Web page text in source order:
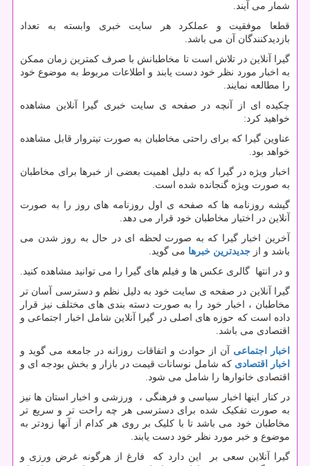
شمار می آیند.
قطعا موفقیت و عملکرد هر سایت خبری وابسته به تعداد
بازدیدکنندگان آن می باشد.
گیرا آنلاین در تلاش است تا مخاطبانش با صرف کمترین زمان ممکن
به اخبار مورد نظر خود دست یابند و اطلاعات مربوط به موضوع خود
را مطالعه نمایند.
چکیده ای از آنچه در صفحه ی سایت خبری گیرا آنلاین مشاهده
خواهید کرد:
عناوین گیرا که برای راحتی مخاطبان به صورت تیتروار قابل مشاهده
خواهد بود.
اخبار ویژه در گیرا که به دلیل اهمیت بعضی از خبرها برای مخاطبان
به صورت ویژه گنجانده شده است.
گیشه روزنامه ها که صفحه ی اول روزنامه های روز را به صورت
آنلاین در اختیار مخاطبان خود قرار می دهد.
آخرین اخبار گیرا که به صورت لحظه ای در حال به روز شدن می
باشد و از جدیدترین خبرها می گوید.
و در انتها گالری عکس ها و فیلم های گیرا را می توانید مشاهده کنید.
گیرا آنلاین در صفحه ی سایت خود به دلیل نظم و دسترسی آسان تر
مخاطبان ، اخبار خود را به صورت دسته بندی های مختلف نیز قرار
داده است که حوزه های اصلی در گیرا آنلاین شامل اخبار اجتماعی و
اقتصادی می باشد.
اخبار اجتماعی آن از حوادث و اتفاقات روزانه در جامعه می گوید و
اخبار اقتصادی که شامل نوسانات قیمت در بازار و بخش بودجه ای و
اقتصادی خانوارها را شامل می شود.
در کنار اینها اخبار سیاسی و فرهنگی ، ورزشی و اخبار استان ها نیز
به صورت تفکیک شده برای دسترسی هر چه راحت تر و سریع تر
مخاطبان خود می باشد تا با کلیک بر روی هر کدام از آنها زودتر به
موضوع و خبر مورد نظر خود دست یابند.
گیرا آنلاین سعی بر این دارد که فارغ از هرگونه غرض ورزی و